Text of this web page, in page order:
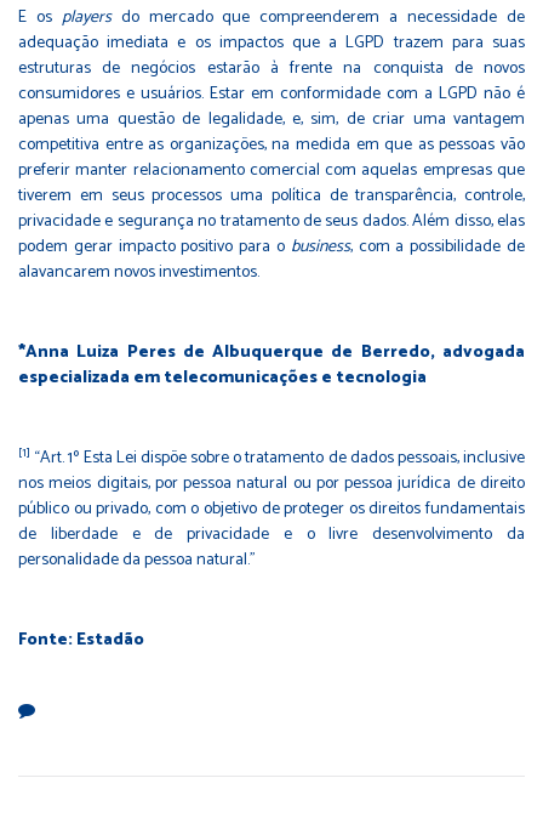
E os playersdo mercado que compreenderem a necessidade de
adequação imediata e os impactos que a LGPD trazem para suas
estruturas de negócios estarão à frente na conquista de novos
consumidores e usuários. Estar em conformidade com a LGPD não é
apenas uma questão de legalidade, e, sim, de criar uma vantagem
competitiva entre as organizações, na medida em que as pessoas vão
preferir manter relacionamento comercial com aquelas empresas que
tiverem em seus processos uma política de transparência, controle,
privacidade e segurança no tratamento de seus dados. Além disso, elas
podem gerar impacto positivo para o business, com a possibilidade de
alavancarem novos investimentos.
*Anna Luiza Peres de Albuquerque de Berredo, advogada
especializada em telecomunicações e tecnologia
[1] “Art. 1º Esta Lei dispõe sobre o tratamento de dados pessoais, inclusive
nos meios digitais, por pessoa natural ou por pessoa jurídica de direito
público ou privado, com o objetivo de proteger os direitos fundamentais
de liberdade e de privacidade e o livre desenvolvimento da
personalidade da pessoa natural.”
Fonte: Estadão